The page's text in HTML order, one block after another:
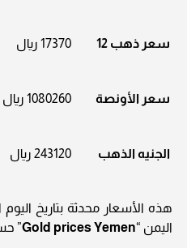
سعر ذهب 12 17370 ريال
سعر الأونصة 1080260 ريال
الجنيه الذهب 243120 ريال
هذه الأسعار محدثة بتاريخ اليوم الأحد 28
اليمن “Gold prices Yemen
”